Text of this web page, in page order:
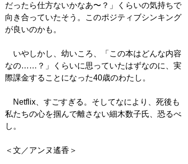
だったら仕方ないかなあ〜？」くらいの気持ちで
向き合っていたそう。このポジティブシンキング
が良いのかも。
いやしかし、幼いころ、「この本はどんな内容
なの……？」くらいに思っていたはずなのに、実
際課金することになった40歳のわたし。
Netflix、すごすぎる。そしてなにより、死後も
私たちの心を掴んで離さない細木数子氏、恐るべ
し。
＜文／アンヌ遙香＞